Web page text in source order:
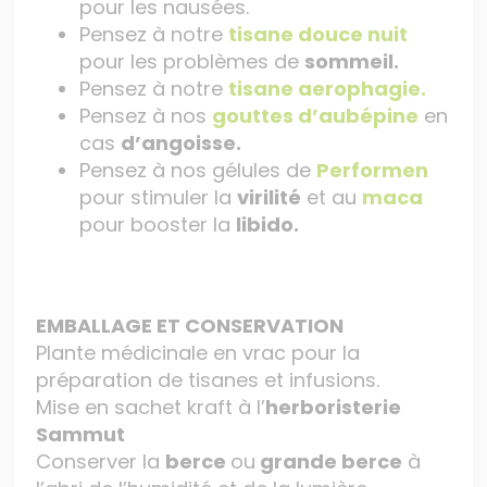
pour les nausées.
Pensez à notre tisane douce nuit
pour les problèmes de sommeil.
Pensez à notre tisane aerophagie.
Pensez à nos gouttes d’aubépine en
cas d’angoisse.
Pensez à nos gélules de Performen
pour stimuler lavirilité et au maca
pour booster la libido.
EMBALLAGE ET CONSERVATION
Plante médicinale en vrac pour la
préparation de tisanes et infusions.
Mise en sachet kraft à l’herboristerie
Sammut
Conserver la berce ou grande berce à